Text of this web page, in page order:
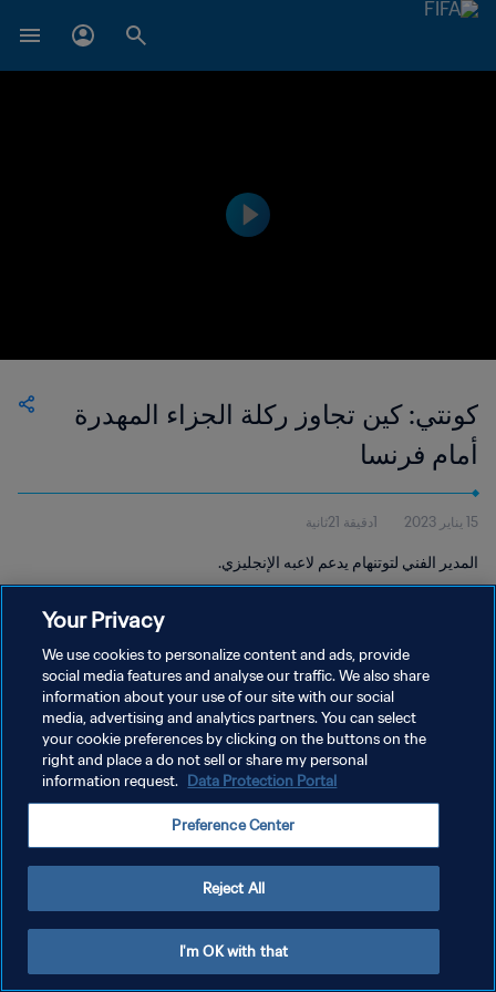
كونتي: كين تجاوز ركلة الجزاء المهدرة
أمام فرنسا
15 يناير 2023 1دقيقة 21ثانية
المدير الفني لتوتنهام يدعم لاعبه الإنجليزي.
سياسة الخصوصية
Your Privacy
We use cookies to personalize content and ads, provide
social media features and analyse our traffic. We also share
information about your use of our site with our social
media, advertising and analytics partners. You can select
your cookie preferences by clicking on the buttons on the
right and place a do not sell or share my personal
information request. Data Protection Portal
Preference Center
Reject All
I'm OK with that